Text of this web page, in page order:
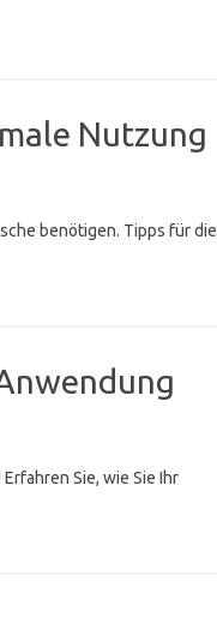
Nutzung
benötigen. Tipps für die
Sie, wie Sie Ihr